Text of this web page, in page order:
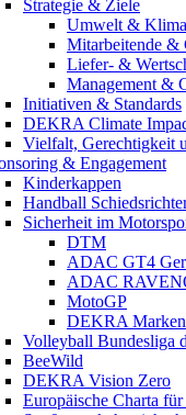
Strategie & Ziele
Umwelt & Klima
Mitarbeitende &
Liefer- &
Management &
Initiativen & Standards
DEKRA Climate
Vielfalt, Gerechtigkeit
& Engagement
Kinderkappen
Handball
Sicherheit im
DTM
ADAC GT4
ADAC
MotoGP
DEKRA
Volleyball Bundesliga
BeeWild
DEKRA Vision Zero
Europäische Charta